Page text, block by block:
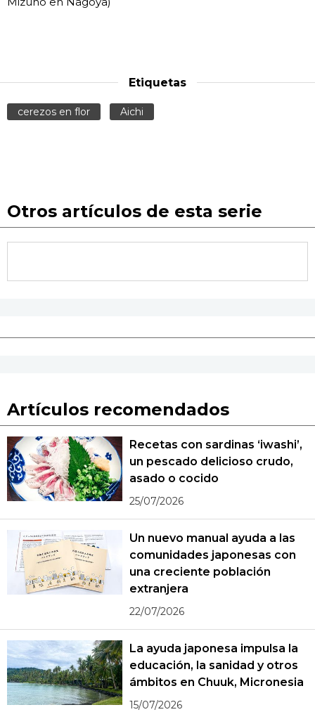
Etiquetas
cerezos en flor Aichi
Otros artículos de esta serie
Artículos recomendados
Recetas con sardinas ‘iwashi’,
un pescado delicioso crudo,
asado o cocido
25/07/2026
Un nuevo manual ayuda a las
comunidades japonesas con
una creciente población
extranjera
22/07/2026
La ayuda japonesa impulsa la
educación, la sanidad y otros
ámbitos en Chuuk, Micronesia
15/07/2026